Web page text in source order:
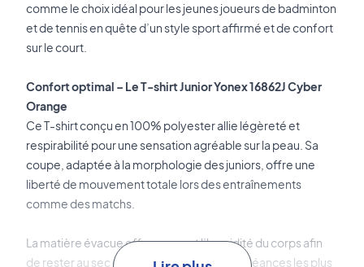
comme le choix idéal pour les jeunes joueurs de badminton
et de tennis en quête d’un style sport affirmé et de confort
sur le court.
Confort optimal – Le T-shirt Junior Yonex 16862J Cyber
Orange
Ce T-shirt conçu en 100% polyester allie légèreté et
respirabilité pour une sensation agréable sur la peau. Sa
coupe, adaptée à la morphologie des juniors, offre une
liberté de mouvement totale lors des entraînements
comme des matchs.
La matière évacue efficacement l’humidité du corps afin
de rester au sec et à l’aise, même lors des séances les plus